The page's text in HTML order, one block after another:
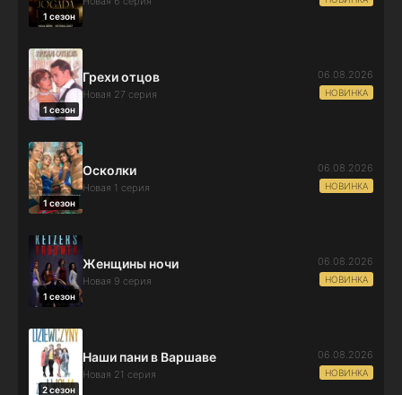
1 сезон
1 сезон
Грехи отцов
Новая 27 серия
06.08.2026
НОВИНКА
1 сезон
Осколки
Новая 1 серия
06.08.2026
НОВИНКА
1 сезон
Женщины ночи
Новая 9 серия
06.08.2026
НОВИНКА
2 сезон
Наши пани в Варшаве
Новая 21 серия
06.08.2026
НОВИНКА